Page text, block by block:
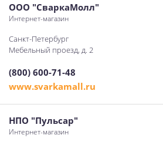
ООО "СваркаМолл"
Интернет-магазин
Санкт-Петербург
Мебельный проезд, д. 2
(800) 600-71-48
www.svarkamall.ru
НПО "Пульсар"
Интернет-магазин